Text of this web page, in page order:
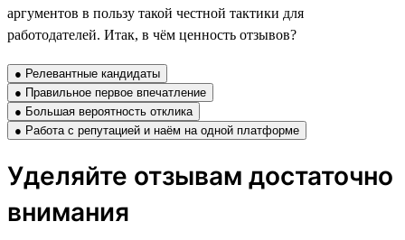
аргументов в пользу такой честной тактики для
работодателей. Итак, в чём ценность отзывов?
● Релевантные кандидаты
● Правильное первое впечатление
● Большая вероятность отклика
● Работа с репутацией и наём на одной платформе
Уделяйте отзывам достаточно
внимания